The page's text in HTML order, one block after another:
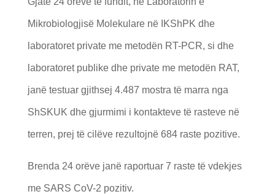
Mikrobiologjisë Molekulare në IKShPK dhe
laboratoret private me metodën RT-PCR, si dhe
laboratoret publike dhe private me metodën RAT,
janë testuar gjithsej 4.487 mostra të marra nga
ShSKUK dhe gjurmimi i kontakteve të rasteve në
terren, prej të cilëve rezultojnë 684 raste pozitive.
Brenda 24 orëve janë raportuar 7 raste të vdekjes
me SARS CoV-2 pozitiv.